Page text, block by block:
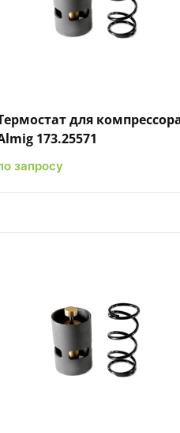
Быстрый просмотрДобавить к сравнению
Добавить в
для
173.25571
запросу
Быстрый просмотрДобавить к сравнению
Добавить в